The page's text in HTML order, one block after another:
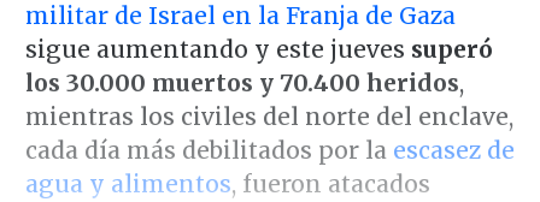
militar de Israel en la Franja de Gaza
sigue aumentando y este jueves superó
los 30.000 muertos y 70.400 heridos,
mientras los civiles del norte del enclave,
cada día más debilitados por la escasez de
agua y alimentos, fueron atacados